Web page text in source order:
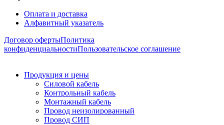
Оплата и доставка
Алфавитный указатель
Договор офертыПолитика
конфиденциальностиПользовательское соглашение
Продукция и цены
Силовой кабель
Контрольный кабель
Монтажный кабель
Провод неизолированный
Провод СИП